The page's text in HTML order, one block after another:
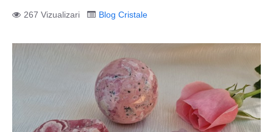
267 Vizualizari Blog Cristale